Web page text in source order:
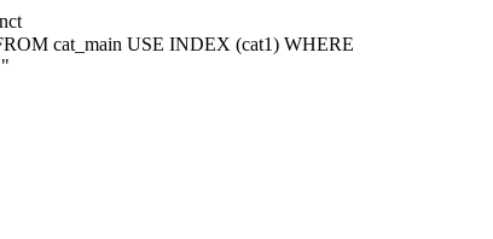
cat_main USE INDEX (cat1) WHERE